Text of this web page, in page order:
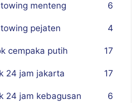
menteng 6
pejaten 4
cempaka putih 17
24 jam jakarta 17
24 jam kebagusan 6